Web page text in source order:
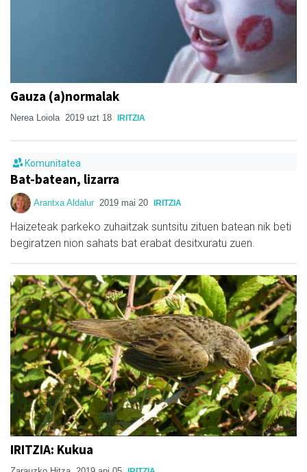
Gauza (a)normalak
Nerea Loiola 2019 uzt 18 IRITZIA
Komunitatea
Bat-batean, lizarra
Arantxa Aldalur 2019 mai 20 IRITZIA
Haizeteak parkeko zuhaitzak suntsitu zituen batean nik beti
begiratzen nion sahats bat erabat desitxuratu zuen.
IRITZIA: Kukua